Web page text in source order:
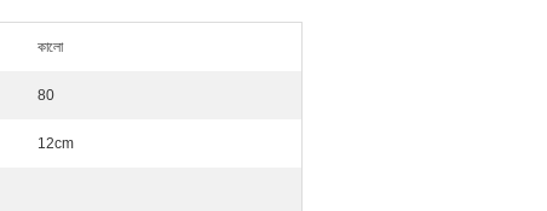
কালো
80
12cm